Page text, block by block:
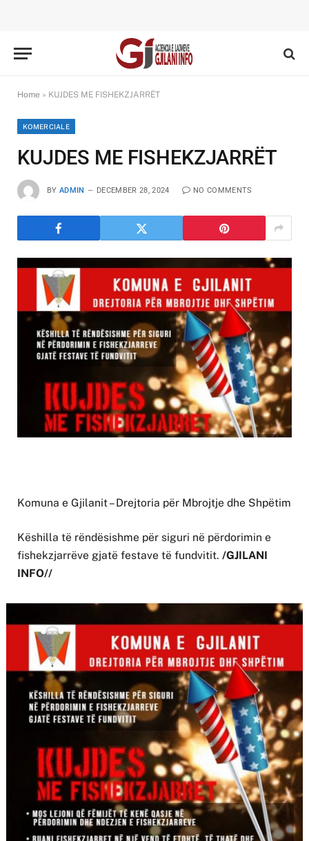
Home » KUJDES ME FISHEKZJARRËT
KOMERCIALE
KUJDES ME FISHEKZJARRËT
BY ADMIN DECEMBER 28, 2024 NO COMMENTS
Komuna e Gjilanit – Drejtoria për Mbrojtje dhe Shpëtim
Këshilla të rëndësishme për siguri në përdorimin e
fishekzjarrëve gjatë festave të fundvitit. /GJILANI
INFO//